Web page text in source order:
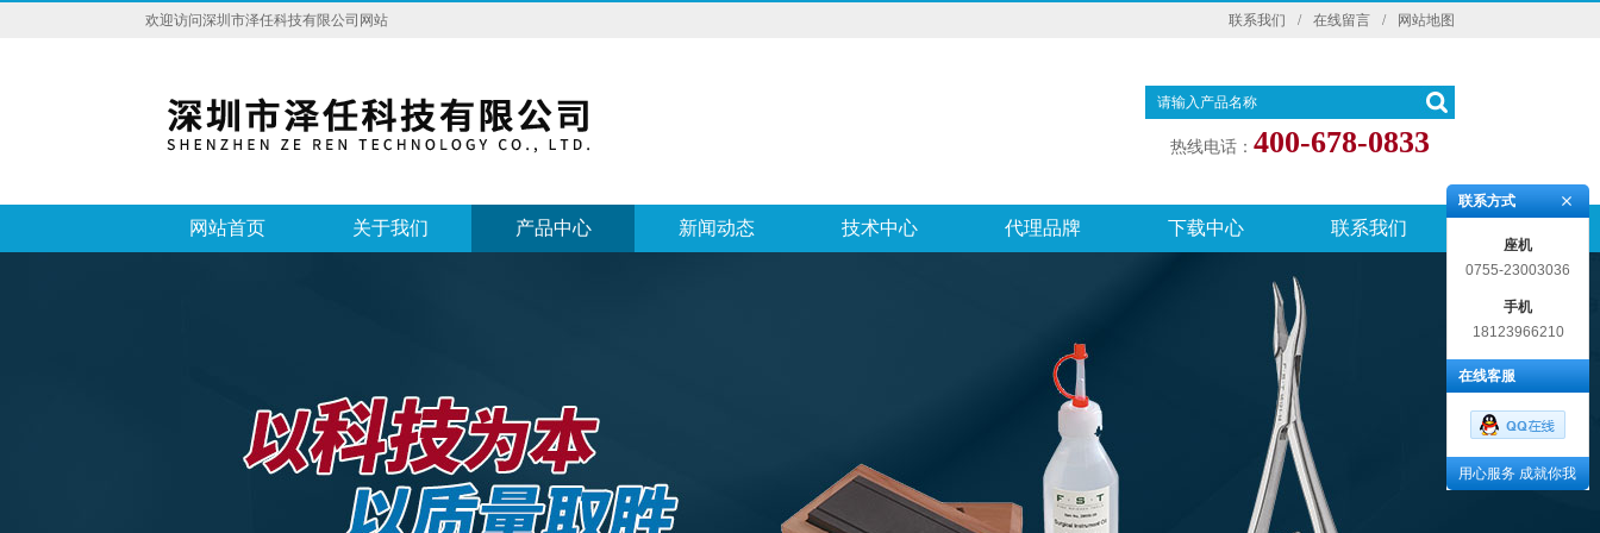
欢迎访问深圳市泽任科技有限公司网站 联系我们 / 在线留言 / 网站地图
热线电话： 400-678-0833
网站首页 关于我们 产品中心 新闻动态 技术中心 代理品牌 下载中心 联系我们
联系方式
座机
0755-23003036
手机
18123966210
在线客服
用心服务 成就你我